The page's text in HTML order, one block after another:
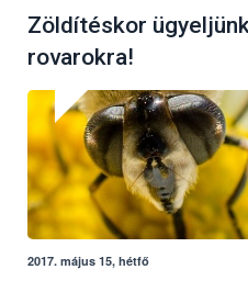
Zöldítéskor
rovarokra!
2017. május 15, hétfő